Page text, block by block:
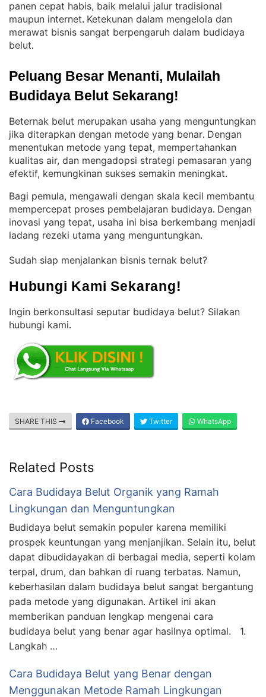
panen cepat habis, baik melalui jalur tradisional
maupun internet. Ketekunan dalam mengelola dan
merawat bisnis sangat berpengaruh dalam budidaya
belut.
Peluang Besar Menanti, Mulailah
Budidaya Belut Sekarang!
Beternak belut merupakan usaha yang menguntungkan
jika diterapkan dengan metode yang benar. Dengan
menentukan metode yang tepat, mempertahankan
kualitas air, dan mengadopsi strategi pemasaran yang
efektif, kemungkinan sukses semakin meningkat.
Bagi pemula, mengawali dengan skala kecil membantu
mempercepat proses pembelajaran budidaya. Dengan
inovasi yang tepat, usaha ini bisa berkembang menjadi
ladang rezeki utama yang menguntungkan.
Sudah siap menjalankan bisnis ternak belut?
Hubungi Kami Sekarang!
Ingin berkonsultasi seputar budidaya belut? Silakan
hubungi kami.
SHARE THIS Facebook Twitter WhatsApp
Related Posts
Cara Budidaya Belut Organik yang Ramah
Lingkungan dan Menguntungkan
Budidaya belut semakin populer karena memiliki
prospek keuntungan yang menjanjikan. Selain itu, belut
dapat dibudidayakan di berbagai media, seperti kolam
terpal, drum, dan bahkan di ruang terbatas. Namun,
keberhasilan dalam budidaya belut sangat bergantung
pada metode yang digunakan. Artikel ini akan
memberikan panduan lengkap mengenai cara
budidaya belut yang benar agar hasilnya optimal. 1.
Langkah …
Cara Budidaya Belut yang Benar dengan
Menggunakan Metode Ramah Lingkungan